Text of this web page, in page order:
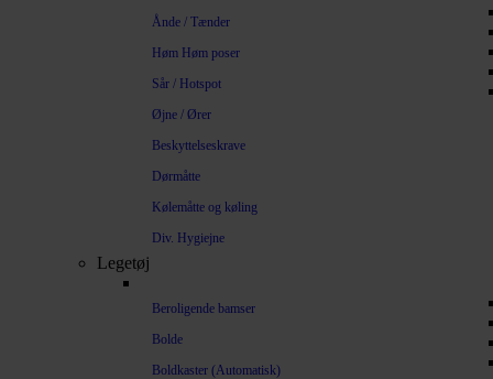
Ånde / Tænder
Høm Høm poser
Sår / Hotspot
Øjne / Ører
Beskyttelseskrave
Dørmåtte
Kølemåtte og køling
Div. Hygiejne
Legetøj
Beroligende bamser
Bolde
Boldkaster (Automatisk)